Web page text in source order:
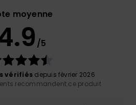
moyenne
/5
vérifiés depuis février 2026
recommandent ce produit